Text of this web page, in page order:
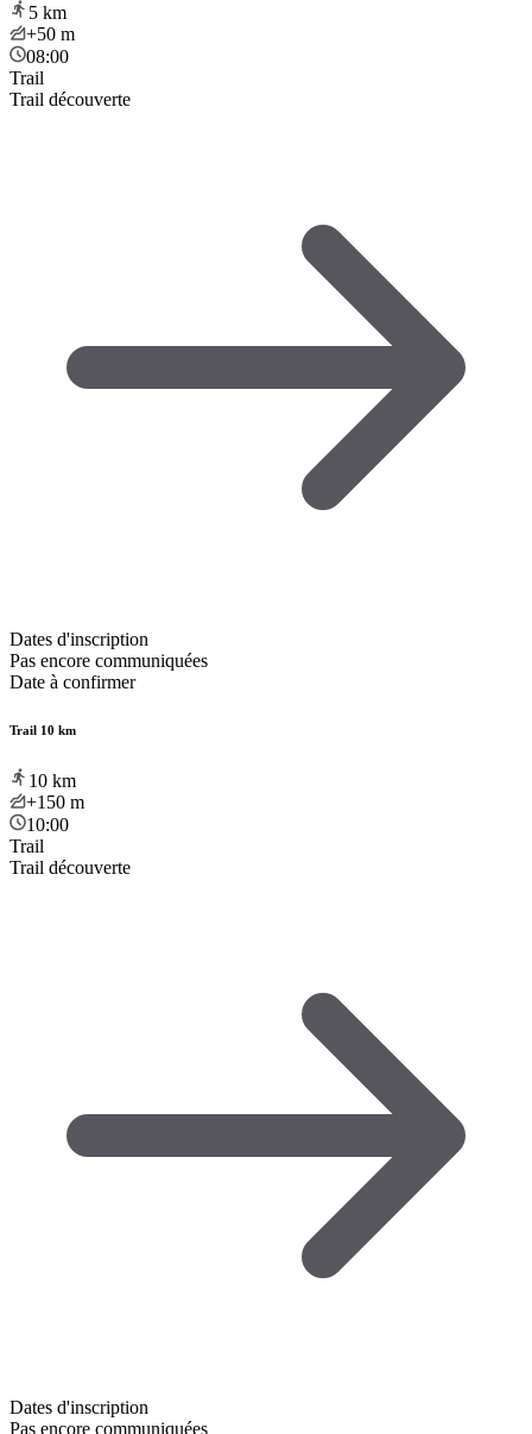
5 km
+50 m
08:00
Trail
Trail découverte
Dates d'inscription
Pas encore communiquées
Date à confirmer
Trail 10 km
10 km
+150 m
10:00
Trail
Trail découverte
Dates d'inscription
Pas encore communiquées